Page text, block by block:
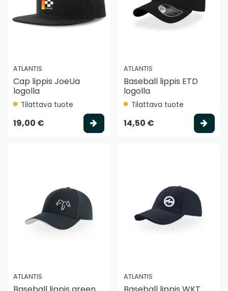
ATLANTIS
Cap lippis JoeUa
logolla
Tilattava tuote
19,00 € Valitse vaihtoehto
ATLANTIS
Baseball lippis ETD
logolla
Tilattava tuote
14,50 €
ATLANTIS ATLANTIS